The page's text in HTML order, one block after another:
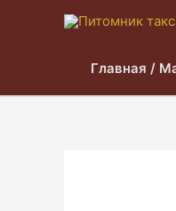
Главная /